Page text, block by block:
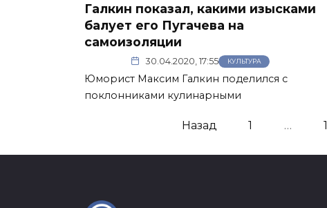
Галкин показал, какими изысками
балует его Пугачева на
самоизоляции
30.04.2020, 17:55 КУЛЬТУРА
Юморист Максим Галкин поделился с
поклонниками кулинарными
Назад 1 …